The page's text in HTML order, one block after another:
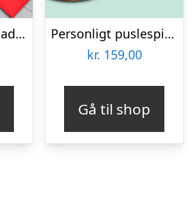
Personlig Chokoladeplade med Billede
Personligt puslespil med Billede – Rundt
kr. 159,00
Gå til shop